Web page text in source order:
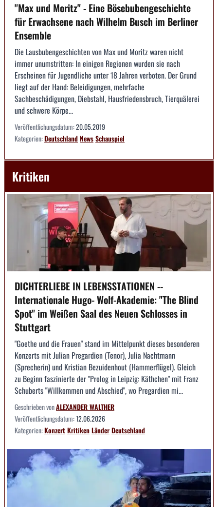
"Max und Moritz" - Eine Bösebubengeschichte
für Erwachsene nach Wilhelm Busch im Berliner
Ensemble
Die Lausbubengeschichten von Max und Moritz waren nicht
immer unumstritten: In einigen Regionen wurden sie nach
Erscheinen für Jugendliche unter 18 Jahren verboten. Der Grund
liegt auf der Hand: Beleidigungen, mehrfache
Sachbeschädigungen, Diebstahl, Hausfriedensbruch, Tierquälerei
und schwere Körpe...
Veröffentlichungsdatum:20.05.2019
Kategorien:DeutschlandNewsSchauspiel
Kritiken
DICHTERLIEBE IN LEBENSSTATIONEN --
Internationale Hugo- Wolf-Akademie: "The Blind
Spot" im Weißen Saal des Neuen Schlosses in
Stuttgart
"Goethe und die Frauen" stand im Mittelpunkt dieses besonderen
Konzerts mit Julian Pregardien (Tenor), Julia Nachtmann
(Sprecherin) und Kristian Bezuidenhout (Hammerflügel). Gleich
zu Beginn faszinierte der "Prolog in Leipzig: Käthchen" mit Franz
Schuberts "Willkommen und Abschied", wo Pregardien mi...
Geschrieben vonALEXANDER WALTHER
Veröffentlichungsdatum:12.06.2026
Kategorien:KonzertKritikenLänderDeutschland